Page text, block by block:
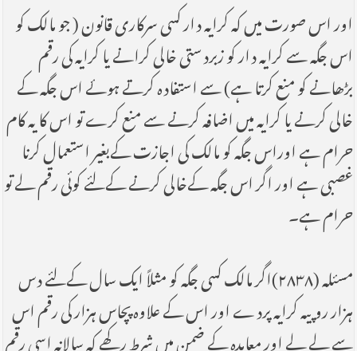
اور اس صورت میں کہ کرایہ دار کسی سرکاری قانون ( جو مالک کو
اس جگہ سے کرایہ دار کو زبردستی خالی کرانے یا کرایہ کی رقم
بڑھانے کو منع کرتا ہے) سے استفادہ کرتے ہوئے اس جگہ کے
خالی کرنے یا کرایہ میں اضافہ کرنے سے منع کرے تو اس کا یہ کام
حرام ہے اوراس جگہ کو مالک کی اجازت کےبغیر استعمال کرنا
غصبی ہے اور اگر اس جگہ کےخالی کرنے کےلئے کوئی رقم لے تو
حرام ہے۔
مسئلہ (۲۸۳۸)اگر مالک کسی جگہ کو مثلاً ایک سال کےلئے دس
ہزار روپیہ کرایہ پردے اور اس کے علاوہ پچاس ہزار کی رقم اس
سے لے لے اور معاہدہ کے ضمن میں شرط رکھے کہ سالانہ اسی رقم